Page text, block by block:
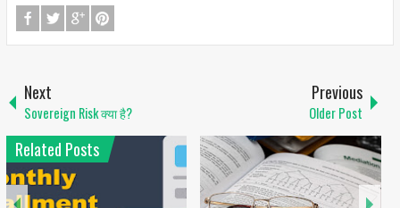
Next
Sovereign Risk क्या है?
Previous
Older Post
Related Posts